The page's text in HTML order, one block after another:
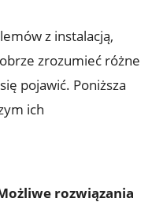
z instalacją,
zrozumieć różne
pojawić. Poniższa
ich
rozwiązania